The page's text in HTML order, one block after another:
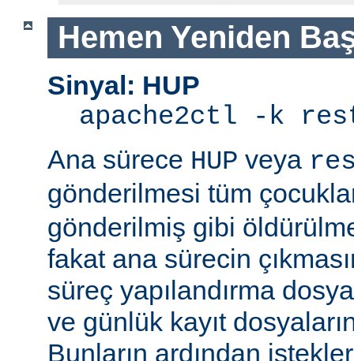
Hemen Yeniden
Sinyal: HUP
apache2ctl -k
Ana sürece HUP veya
gönderilmesi tüm
gönderilmiş gibi
fakat ana sürecin
süreç yapılandırma
ve günlük kayıt
Bunların ardından